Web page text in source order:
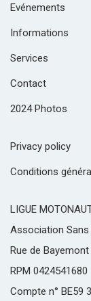
Evénements
Informations
Services
Contact
2024 Photos
Privacy policy
Conditions
LIGUE
Association
Rue de
RPM 0424541680
Compte n° BE59